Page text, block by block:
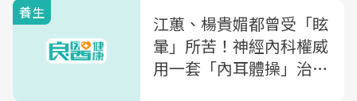
養生
江蕙、楊貴媚都曾受「眩
暈」所苦！神經內科權威
用一套「內耳體操」治眩